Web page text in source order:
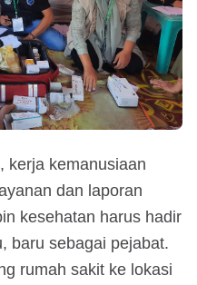
kerja kemanusiaan
dan laporan
kesehatan harus hadir
baru sebagai pejabat.
rumah sakit ke lokasi